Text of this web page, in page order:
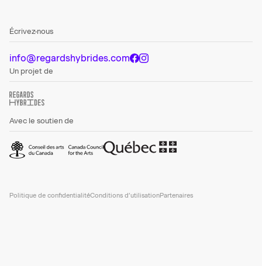
Écrivez-nous
info@regardshybrides.com
Un projet de
Avec le soutien de
Politique de confidentialitéConditions d’utilisationPartenaires